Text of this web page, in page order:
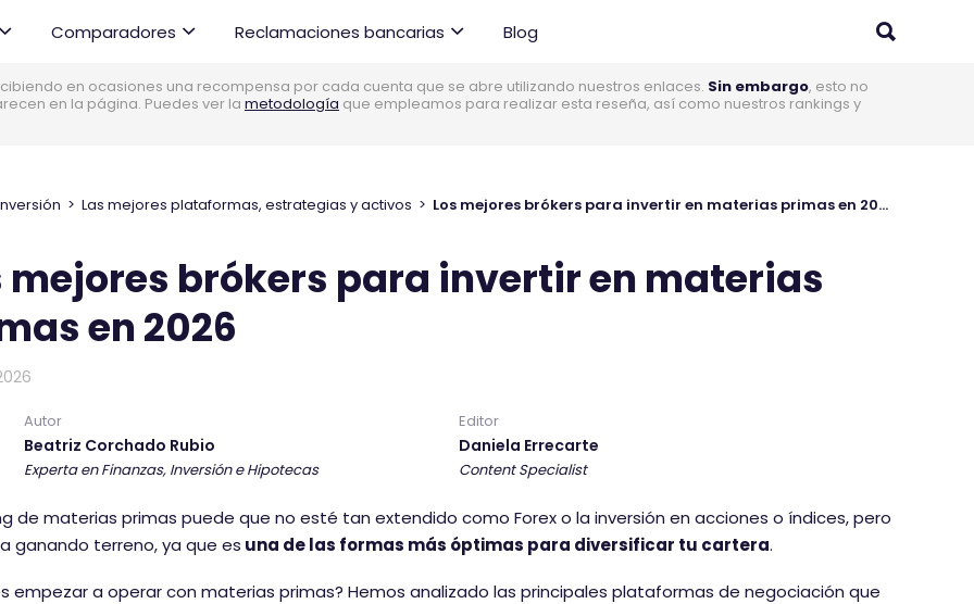
Comparadores Reclamaciones bancarias Blog
en ocasiones una recompensa por cada cuenta que se abre utilizando nuestros enlaces. Sin embargo, esto no
en la página. Puedes ver la metodología que empleamos para realizar esta reseña, así como nuestros rankings y
> Las mejores plataformas, estrategias y activos > Los mejores brókers para invertir en materias primas en 2026
mejores brókers para invertir en materias
en 2026
Autor
Beatriz Corchado Rubio
Experta en Finanzas, Inversión e Hipotecas
Editor
Daniela Errecarte
Content Specialist
de materias primas puede que no esté tan extendido como Forex o la inversión en acciones o índices, pero
ganando terreno, ya que es una de las formas más óptimas para diversificar tu cartera.
empezar a operar con materias primas? Hemos analizado las principales plataformas de negociación que